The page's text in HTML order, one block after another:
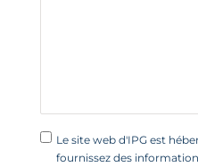
Le site web d'IPG est
fournissez des